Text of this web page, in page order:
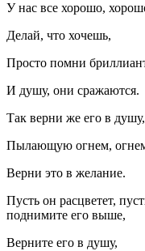
У нас все хорошо,
Делай, что хочешь,
Просто помни
И душу, они сражаются.
Так верни же его в душу,
Пылающую огнем,
Верни это в желание.
Пусть он расцветет,
поднимите его выше,
Верните его в душу,